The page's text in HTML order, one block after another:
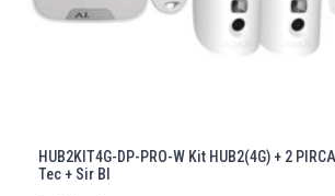
HUB2KIT4G-DP-PRO-W Kit HUB2(4G) + 2
Tec + Sir Bl